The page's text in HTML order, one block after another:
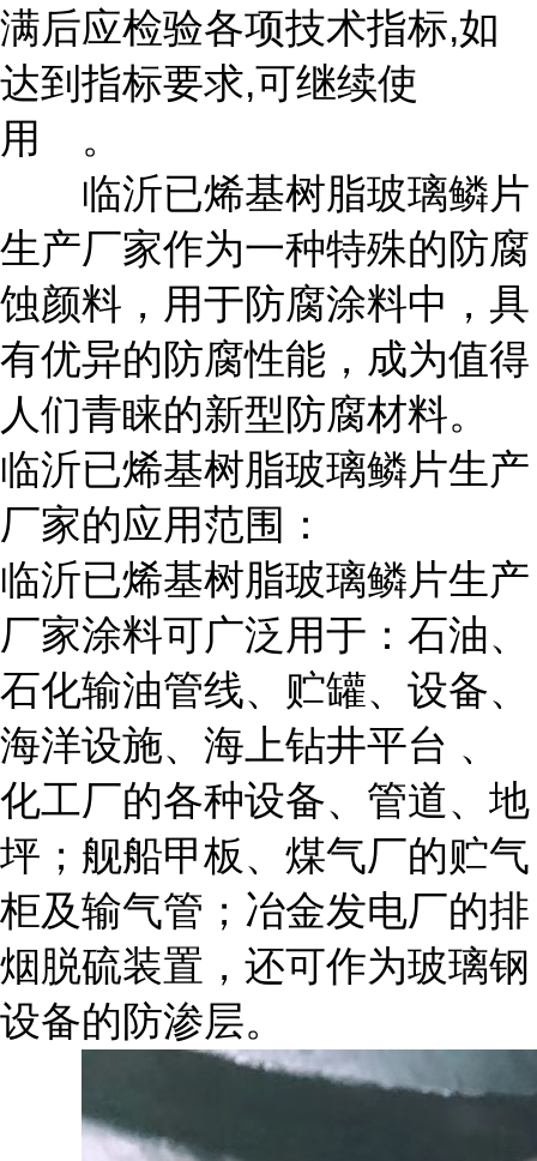
满后应检验各项技术指标,如
达到指标要求,可继续使
用 。
临沂已烯基树脂玻璃鳞片
生产厂家作为一种特殊的防腐
蚀颜料，用于防腐涂料中，具
有优异的防腐性能，成为值得
人们青睐的新型防腐材料。
临沂已烯基树脂玻璃鳞片生产
厂家的应用范围：
临沂已烯基树脂玻璃鳞片生产
厂家涂料可广泛用于：石油、
石化输油管线、贮罐、设备、
海洋设施、海上钻井平台 、
化工厂的各种设备、管道、地
坪；舰船甲板、煤气厂的贮气
柜及输气管；冶金发电厂的排
烟脱硫装置，还可作为玻璃钢
设备的防渗层。